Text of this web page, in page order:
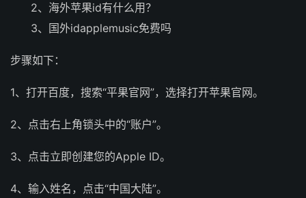
2、海外苹果id有什么用？
3、国外idapplemusic免费吗
步骤如下：
1、打开百度，搜索“平果官网”，选择打开苹果官网。
2、点击右上角锁头中的“账户”。
3、点击立即创建您的Apple ID。
4、输入姓名，点击“中国大陆”。